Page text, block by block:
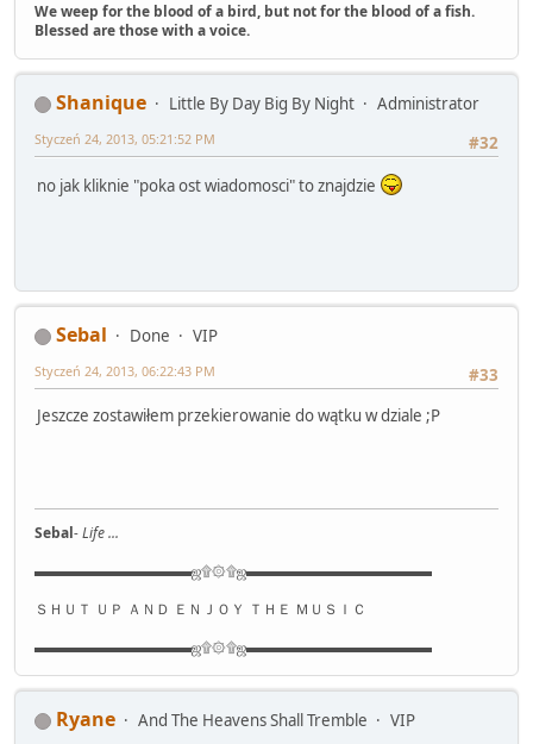
We weep for the blood of a bird, but not for the blood of a fish.
Blessed are those with a voice.
Shanique Little By Day Big By Night
Administrator
#32
Styczeń 24, 2013, 05:21:52 PM
no jak kliknie "poka ost wiadomosci" to znajdzie
Sebal Done
VIP
#33
Styczeń 24, 2013, 06:22:43 PM
Jeszcze zostawiłem przekierowanie do wątku w dziale ;P
Sebal- Life ...
▬▬▬▬▬▬▬▬▬▬▬ஜ۩۞۩ஜ▬▬▬▬▬▬▬▬▬▬▬▬▬
ＳＨＵＴ ＵＰ ＡＮＤ ＥＮＪＯＹ ＴＨＥ ＭＵＳＩＣ
▬▬▬▬▬▬▬▬▬▬▬ஜ۩۞۩ஜ▬▬▬▬▬▬▬▬▬▬▬▬▬
Ryane And The Heavens Shall Tremble
VIP